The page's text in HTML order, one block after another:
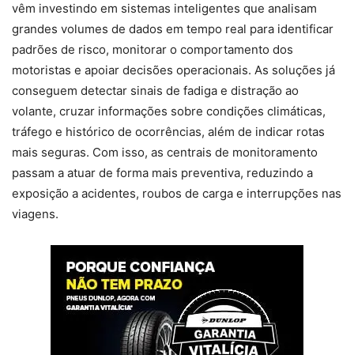
vêm investindo em sistemas inteligentes que analisam
grandes volumes de dados em tempo real para identificar
padrões de risco, monitorar o comportamento dos
motoristas e apoiar decisões operacionais. As soluções já
conseguem detectar sinais de fadiga e distração ao
volante, cruzar informações sobre condições climáticas,
tráfego e histórico de ocorrências, além de indicar rotas
mais seguras. Com isso, as centrais de monitoramento
passam a atuar de forma mais preventiva, reduzindo a
exposição a acidentes, roubos de carga e interrupções nas
viagens.